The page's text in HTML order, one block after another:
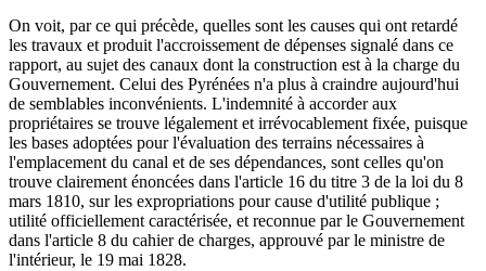
On voit, par ce qui précède, quelles sont les causes qui ont retardé
les travaux et produit l'accroissement de dépenses signalé dans ce
rapport, au sujet des canaux dont la construction est à la charge du
Gouvernement. Celui des Pyrénées n'a plus à craindre aujourd'hui
de semblables inconvénients. L'indemnité à accorder aux
propriétaires se trouve légalement et irrévocablement fixée, puisque
les bases adoptées pour l'évaluation des terrains nécessaires à
l'emplacement du canal et de ses dépendances, sont celles qu'on
trouve clairement énoncées dans l'article 16 du titre 3 de la loi du 8
mars 1810, sur les expropriations pour cause d'utilité publique ;
utilité officiellement caractérisée, et reconnue par le Gouvernement
dans l'article 8 du cahier de charges, approuvé par le ministre de
l'intérieur, le 19 mai 1828.